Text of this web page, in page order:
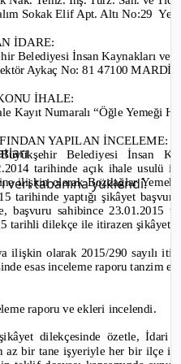
veri tabanına yüklendi.
Sokak Elif Apt. Altı No:29
İDARE:
Belediyesi İnsan Kaynakları ve
Aykaç No:81 47100
İHALE:
Kayıt Numaralı “Öğle Yemeği
YAPILAN İNCELEME:
Belediyesi İnsan
tarihindeaçık ihale usulü
ilişkin olarak Bozdağlar
tarihinde yaptığı şikâyet
başvuru sahibince 23.01.2015
tarihli dilekçe ile itirazen şikâyet
ilişkin olarak 2015/290 sayılı
esas inceleme raporu tanzim
raporu ve ekleri incelendi.
dilekçesinde özetle, İdari
az bir tane işyeriyle her bir ilçe